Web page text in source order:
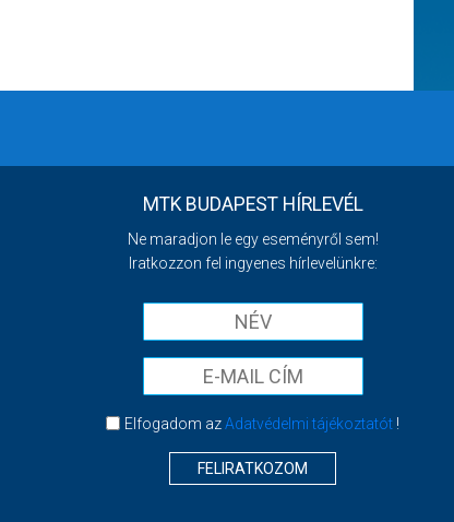
MTK BUDAPEST HÍRLEVÉL
Ne maradjon le egy eseményről sem!
Iratkozzon fel ingyenes hírlevelünkre:
Elfogadom azAdatvédelmi tájékoztatót !
FELIRATKOZOM